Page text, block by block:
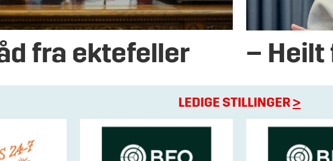
fra ektefeller – Heilt
LEDIGE STILLINGER>